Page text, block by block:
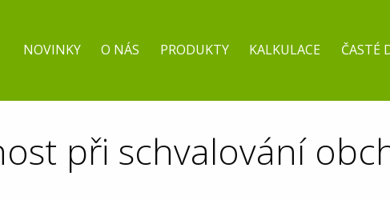
NOVINKY O NÁS PRODUKTY KALKULACE ČASTÉ
při schvalování